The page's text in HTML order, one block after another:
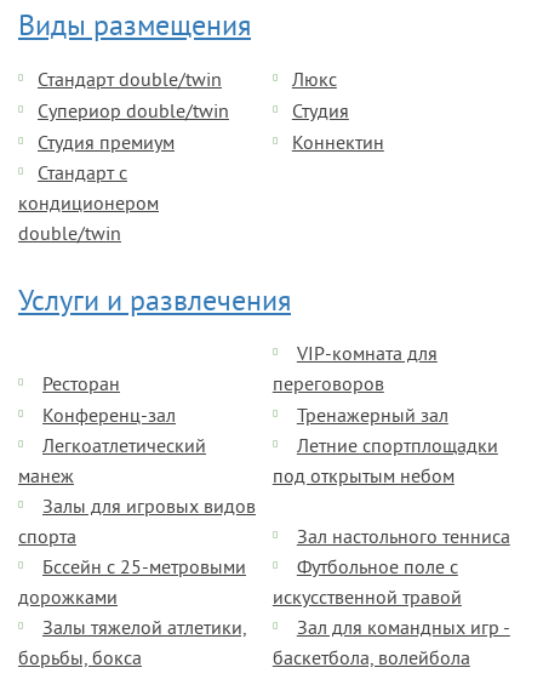
Виды размещения
Стандарт double/twin
Люкс
Супериор double/twin
Студия
Студия премиум
Коннектин
Стандарт с
кондиционером
double/twin
Услуги и развлечения
Ресторан
VIP-комната для
переговоров
Конференц-зал
Тренажерный зал
Легкоатлетический
манеж
Летние спортплощадки
под открытым небом
Залы для игровых видов
спорта
Зал настольного тенниса
Бссейн с 25-метровыми
дорожками
Футбольное поле с
искусственной травой
Залы тяжелой атлетики,
борьбы, бокса
Зал для командных игр -
баскетбола, волейбола